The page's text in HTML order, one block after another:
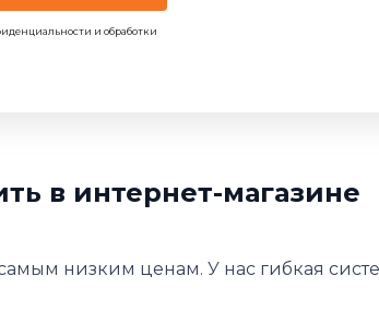
и обработки
в интернет-магазине
низким ценам. У нас гибкая